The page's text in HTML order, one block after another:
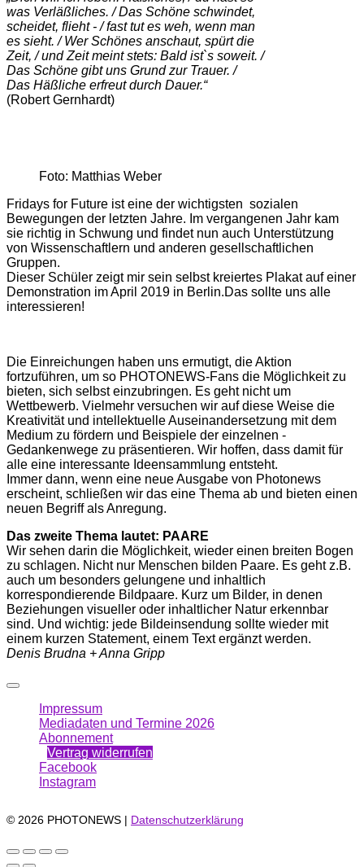
was Verläßliches. / Das Schöne schwindet,
scheidet, flieht - / fast tut es weh, wenn man
es sieht. / Wer Schönes anschaut, spürt die
Zeit, / und Zeit meint stets: Bald ist`s soweit. /
Das Schöne gibt uns Grund zur Trauer. /
Das Häßliche erfreut durch Dauer.“
(Robert Gernhardt)
Foto: Matthias Weber
Fridays for Future ist eine der wichtigsten sozialen
Bewegungen der letzten Jahre. Im vergangenen Jahr kam
sie richtig in Schwung und findet nun auch Unterstützung
von Wissenschaftlern und anderen gesellschaftlichen
Gruppen.
Dieser Schüler zeigt mir sein selbst kreiertes Plakat auf einer
Demonstration im April 2019 in Berlin.Das sollte uns alle
interessieren!
Die Einreichungen ­haben uns ermutigt, die Aktion
fortzuführen, um so PHOTONEWS-Fans die Möglichkeit zu
bieten, sich selbst einzubringen. Es geht nicht um
Wettbewerb. Vielmehr versuchen wir auf diese Weise die
Kreativität und intellektuelle Auseinandersetzung mit dem
Medium zu ­fördern und Beispiele der einzelnen ­
Gedankenwege zu präsentieren. Wir hoffen, dass damit für
alle eine interessante Ideensammlung entsteht.
Immer dann, wenn eine neue Ausgabe von Photonews
erscheint, schließen wir das eine Thema ab und bieten einen
neuen Begriff als Anregung.
Das zweite Thema lautet: PAARE
Wir sehen darin die Möglichkeit, wieder einen breiten Bogen
zu schlagen. Nicht nur Menschen bilden Paare. Es geht z.B.
auch um besonders gelungene und inhaltlich
korrespondierende Bildpaare. Kurz um Bilder, in denen
Beziehungen visueller oder inhaltlicher Natur erkenn­bar
sind. Und wichtig: jede Bildeinsendung sollte wieder mit
einem kurzen Statement, einem Text ergänzt werden.
Denis Brudna + Anna Gripp
Impressum
Mediadaten und Termine 2026
Abonnement
Vertrag widerrufen
Facebook
Instagram
© 2026 PHOTONEWS | Datenschutzerklärung